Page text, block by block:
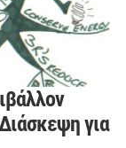
για